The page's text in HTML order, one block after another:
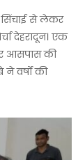
सिंचाई से लेकर
देहरादून। एक
आसपास की
वर्षों की